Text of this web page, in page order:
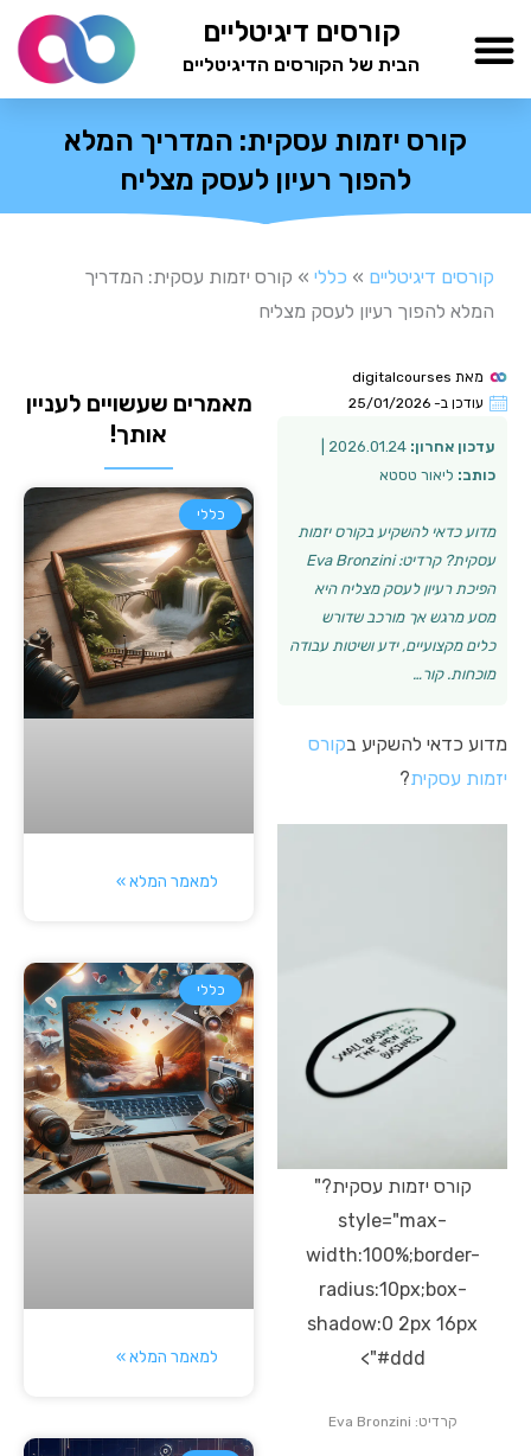
לתוכן
קורסים דיגיטליים
הבית של הקורסים הדיגיטליים
קורס יזמות עסקית: המדריך המלא
להפוך רעיון לעסק מצליח
קורסים דיגיטליים » כללי » קורס יזמות עסקית: המדריך
המלא להפוך רעיון לעסק מצליח
מאת
עודכן ב- 25/01/2026
עדכון אחרון:
כותב: ליאור טסטא
מדוע כדאי להשקיע בקורס יזמות
עסקית? קרדיט: Eva Bronzini
הפיכת רעיון לעסק מצליח היא
מסע מרגש אך מורכב שדורש
כלים מקצועיים, ידע ושיטות עבודה
מוכחות. קור…
מדוע כדאי להשקיע בקורס
יזמות עסקית?
קורס יזמות עסקית?"
style="max-
width:100%;border-
radius:10px;box-
shadow:0 2px 16px
#ddd">
קרדיט: Eva Bronzini
מאמרים שעשויים לעניין
אותך!
כללי
למאמר המלא »
כללי
למאמר המלא »